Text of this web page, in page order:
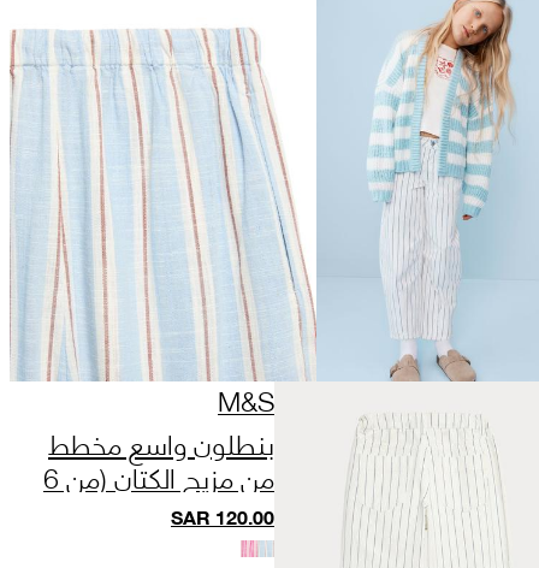
M&S
بنطلون واسع مخطط
من مزيج الكتان (من 6
إلى 16 سنة) SAR 120.00